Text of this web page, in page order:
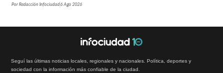
PorRedacción Infociudad6 Ago 2026
Seguí las últimas noticias locales, regionales y nacionales. Política, deportes y
sociedad con la información más confiable de la ciudad.